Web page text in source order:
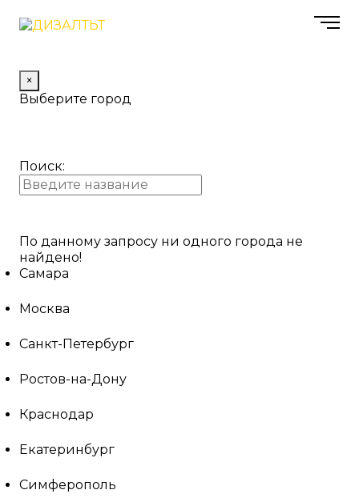
×
Выберите город
Поиск:
По данному запросу ни одного города не
найдено!
Самара
Москва
Санкт-Петербург
Ростов-на-Дону
Краснодар
Екатеринбург
Симферополь